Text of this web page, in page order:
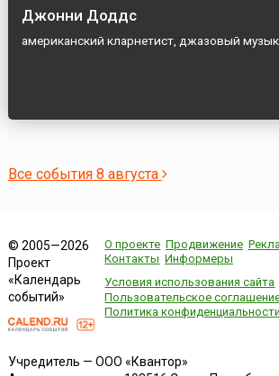
Джонни Доддс
американский кларнетист, джазовый
Все события 8 августа
© 2005—2026
Проект
«Календарь
событий»
О проекте Продвижение
Контакты Информеры
Условия использования сайта
Пользовательское
Политика конфиденциальности
Учредитель — ООО «Квантор»